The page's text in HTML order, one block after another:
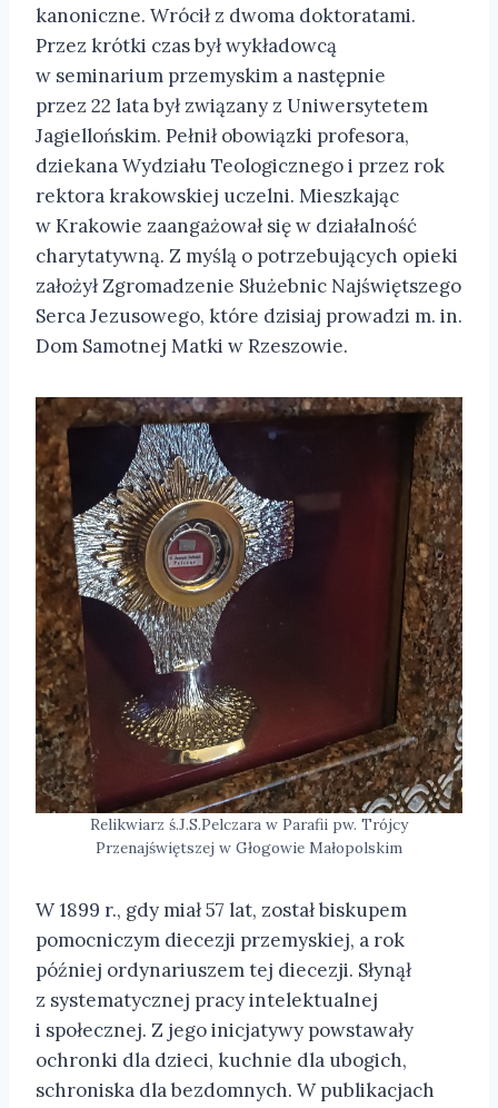
kanoniczne. Wrócił z dwoma doktoratami.
Przez krótki czas był wykładowcą
w seminarium przemyskim a następnie
przez 22 lata był związany z Uniwersytetem
Jagiellońskim. Pełnił obowiązki profesora,
dziekana Wydziału Teologicznego i przez rok
rektora krakowskiej uczelni. Mieszkając
w Krakowie zaangażował się w działalność
charytatywną. Z myślą o potrzebujących opieki
założył Zgromadzenie Służebnic Najświętszego
Serca Jezusowego, które dzisiaj prowadzi m. in.
Dom Samotnej Matki w Rzeszowie.
Relikwiarz ś.J.S.Pelczara w Parafii pw. Trójcy
Przenajświętszej w Głogowie Małopolskim
W 1899 r., gdy miał 57 lat, został biskupem
pomocniczym diecezji przemyskiej, a rok
później ordynariuszem tej diecezji. Słynął
z systematycznej pracy intelektualnej
i społecznej. Z jego inicjatywy powstawały
ochronki dla dzieci, kuchnie dla ubogich,
schroniska dla bezdomnych. W publikacjach